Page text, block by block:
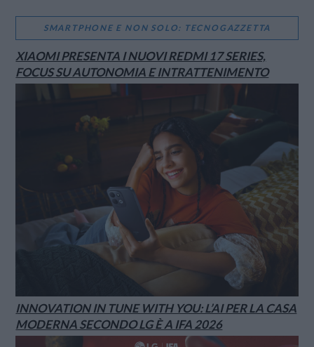
SMARTPHONE E NON SOLO: TECNOGAZZETTA
XIAOMI PRESENTA I NUOVI REDMI 17 SERIES,
FOCUS SU AUTONOMIA E INTRATTENIMENTO
INNOVATION IN TUNE WITH YOU: L’AI PER LA CASA
MODERNA SECONDO LG È A IFA 2026